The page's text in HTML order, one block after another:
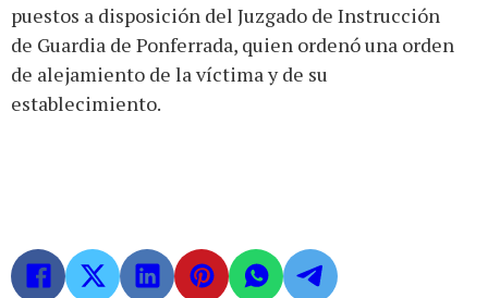
puestos a disposición del Juzgado de Instrucción
de Guardia de Ponferrada, quien ordenó una orden
de alejamiento de la víctima y de su
establecimiento.